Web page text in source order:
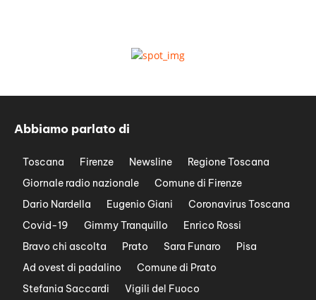
Abbiamo parlato di
Toscana Firenze Newsline
Regione Toscana
Giornale radio nazionale
Comune di Firenze
Dario Nardella
Eugenio Giani
Coronavirus Toscana
Covid-19
Gimmy Tranquillo
Enrico Rossi
Bravo chi ascolta
Prato Sara Funaro
Pisa
Ad ovest di padalino
Comune di Prato
Stefania Saccardi
Vigili del Fuoco